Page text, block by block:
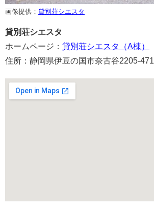
画像提供： 貸別荘シエスタ
貸別荘シエスタ
ホームページ： 貸別荘シエスタ（A棟）
住所：静岡県伊豆の国市奈古谷2205-471